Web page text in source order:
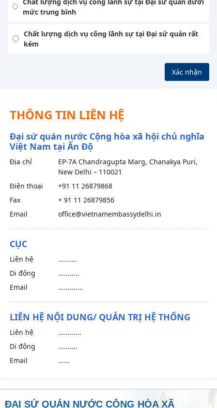
mức trung bình
Chất lượng dịch vụ công lãnh sự tại Đại sứ quán rất
kém
Xác nhận
THÔNG TIN LIÊN HỆ
Đại sứ quán nước Cộng hòa xã hội chủ nghĩa
Việt Nam tại Ấn Độ
Địa chỉ
EP-7A Chandragupta Marg, Chanakya Puri,
New Delhi – 110021
Điện thoại
+91 11 26879868
Fax
+ 91 11 26879856
Email
office@vietnamembassydelhi.in
CỤC
Liên hệ
..........
Di động
...........
Email
.............
LIÊN HỆ NỘI DUNG/ QUẢN TRỊ HỆ THỐNG
Liên hệ
............
Di động
..........
Email
......
ĐẠI SỨ QUÁN NƯỚC CỘNG HÒA XÃ